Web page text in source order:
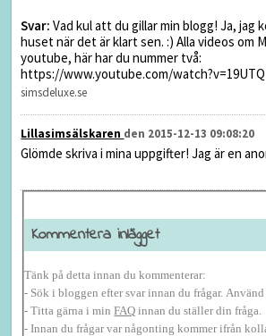
Svar: Vad kul att du gillar min blogg! Ja, jag
huset när det är klart sen. :) Alla videos om
youtube, här har du nummer två:
https://www.youtube.com/
simsdeluxe.se
Lillasimsälskaren den 2015-12-13 09:08:20
Glömde skriva i mina uppgifter! Jag är en
Kommentera inlägget
Tänk på detta innan du kommenterar:
- Sök i bloggen efter svar innan du frågar. Använd
- Titta gärna i minFAQ innan du ställer din fråga.
- Innan du frågar var någonting kommer ifrån